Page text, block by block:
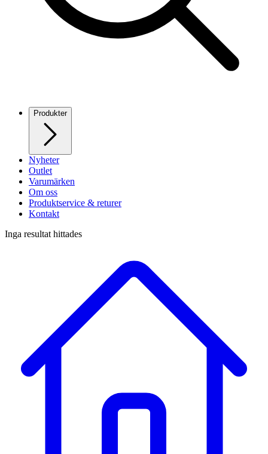
Produkter
Nyheter
Outlet
Varumärken
Om oss
Produktservice & returer
Kontakt
Inga resultat hittades